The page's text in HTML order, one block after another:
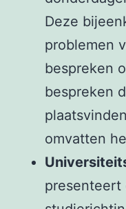
Deze
problemen
bespreken
bespreken
omvatten
presenteert